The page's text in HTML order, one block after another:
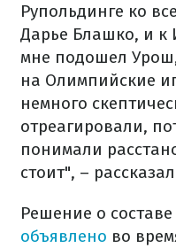
Рупольдинге ко
Дарье Блашко, и к
мне подошел
на Олимпийские
немного
отреагировали,
понимали
стоит", –
Решение о
объявлено во